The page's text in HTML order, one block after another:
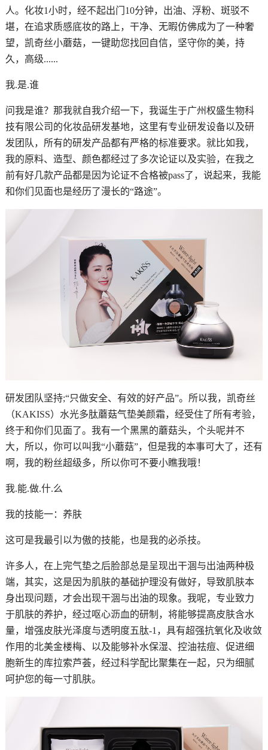
人。化妆1小时，经不起出门10分钟，出油、浮粉、斑驳不
堪，在追求质感底妆的路上，干净、无暇仿佛成为了一种奢
望，凯奇丝小蘑菇，一键助您找回自信，坚守你的美，持
久，高级......
我.是.谁
问我是谁？那我就自我介绍一下，我诞生于广州权盛生物科
技有限公司的化妆品研发基地，这里有专业研发设备以及研
发团队，所有的研发产品都有严格的标准要求。就比如我，
我的原料、造型、颜色都经过了多次论证以及实验，在我之
前有好几款产品都是因为论证不合格被pass了，说起来，我能
和你们见面也是经历了漫长的“路途”。
研发团队坚持;“只做安全、有效的好产品”。所以我，凯奇丝
（KAKISS）水光多肽蘑菇气垫美颜霜，经受住了所有考验，
终于和你们见面了。我有一个黑黑的蘑菇头，个头呢并不
大，所以，你可以叫我“小蘑菇”，但是我的本事可大了，还有
啊，我的粉丝超级多，所以你可不要小瞧我哦！
我.能.做.什.么
我的技能一：养肤
这可是我最引以为傲的技能，也是我的必杀技。
许多人，在上完气垫之后脸部总是呈现出干涸与出油两种极
端，其实，这是因为肌肤的基础护理没有做好，导致肌肤本
身出现问题，才会出现干涸与出油的现象。我呢，专业致力
于肌肤的养护，经过呕心沥血的研制，将能够提高皮肤含水
量，增强皮肤光泽度与透明度五肽-1，具有超强抗氧化及收敛
作用的北美金楼梅、以及能够补水保湿、控油祛痘、促进细
胞新生的库拉索芦荟，经过科学配比聚集在一起，只为细腻
呵护您的每一寸肌肤。